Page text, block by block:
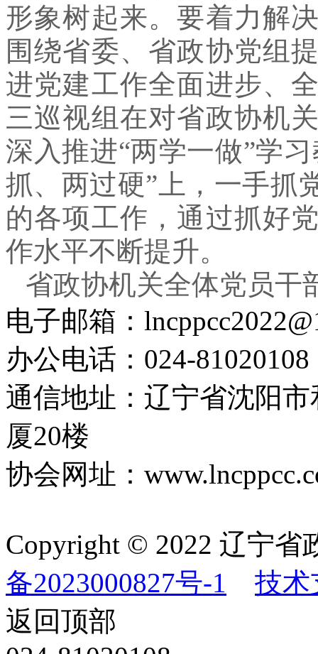
形象树起来。要着力解
围绕省委、省政协党组
进党建工作全面进步、
三巡视组在对省政协机
深入推进“两学一做”学
抓、两过硬”上，一手抓
的各项工作，通过抓好
作水平不断提升。
省政协机关全体党员干
电子邮箱：
办公电话：024-81020108
通信地址：辽宁省沈阳
厦20楼
协会网址：
Copyright © 2022 辽宁
备2023000827号-1
技术
返回顶部